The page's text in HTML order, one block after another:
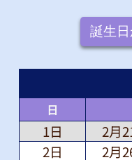
誕生
日
1日
2月
2日
2月